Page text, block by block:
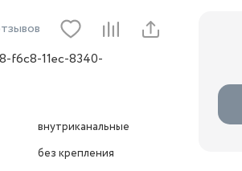
f6c8-11ec-8340-
внутриканальные
без крепления